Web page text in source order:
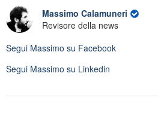
Massimo Calamuneri
Revisore della news
Segui Massimo su Facebook
Segui Massimo su Linkedin